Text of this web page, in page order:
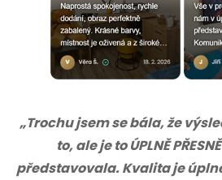
„Trochu jsem se bála, že
to, ale je to ÚPLNĚ
představovala. Kvalita je